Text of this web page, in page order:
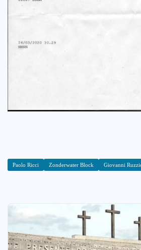
Paolo Ricci Zonderwater Block Giovanni